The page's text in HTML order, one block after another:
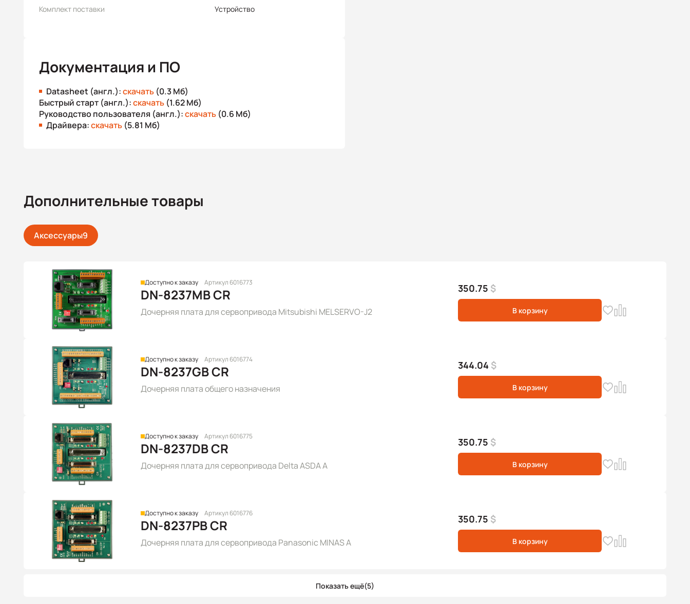
Комплект поставки Устройство
Документация и ПО
Datasheet (англ.):скачать (0.3 Мб)
Быстрый старт (англ.):скачать (1.62 Мб)
Руководство пользователя (англ.):скачать (0.6 Мб)
Драйвера:скачать (5.81 Мб)
Дополнительные товары
Аксессуары9
Доступно к заказу Артикул 6016773
DN-8237MB CR
Дочерняя плата для сервопривода Mitsubishi MELSERVO-J2
350.75 $
В корзину
Доступно к заказу Артикул 6016774
DN-8237GB CR
Дочерняя плата общего назначения
344.04 $
В корзину
Доступно к заказу Артикул 6016775
DN-8237DB CR
Дочерняя плата для сервопривода Delta ASDA A
350.75 $
В корзину
Доступно к заказу Артикул 6016776
DN-8237PB CR
Дочерняя плата для сервопривода Panasonic MINAS A
350.75 $
В корзину
Показать ещё(5)